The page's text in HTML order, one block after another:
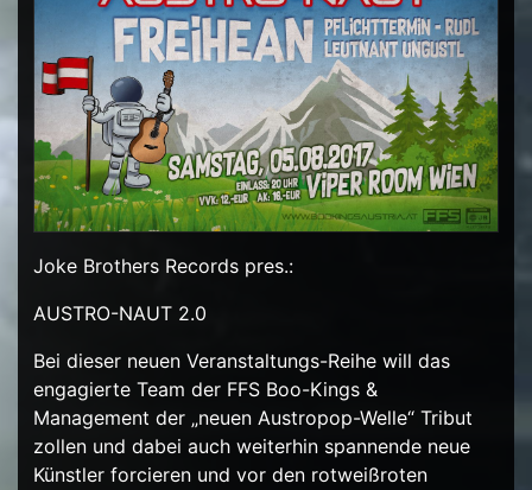
Joke Brothers Records pres.:
AUSTRO-NAUT 2.0
Bei dieser neuen Veranstaltungs-Reihe will das
engagierte Team der FFS Boo-Kings &
Management der „neuen Austropop-Welle“ Tribut
zollen und dabei auch weiterhin spannende neue
Künstler forcieren und vor den rotweißroten